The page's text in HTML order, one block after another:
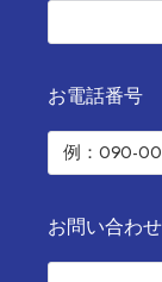
お電話番号
お問い合わ